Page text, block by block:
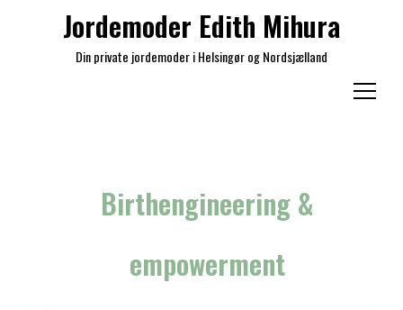
Jordemoder Edith Mihura
Din private jordemoder i Helsingør og Nordsjælland
Menu
Birthengineering &
empowerment